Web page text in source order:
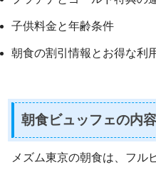
子供料金と年齢条件
朝食の割引情報とお得な利
朝食ビュッフェの内
メズム東京の朝食は、フル